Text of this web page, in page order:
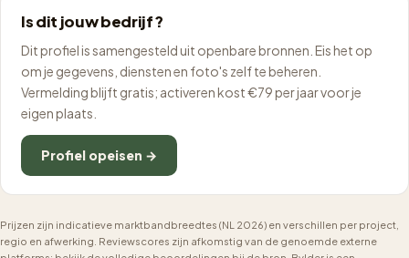
Is dit jouw bedrijf?
Dit profiel is samengesteld uit openbare bronnen. Eis het op
om je gegevens, diensten en foto's zelf te beheren.
Vermelding blijft gratis; activeren kost €79 per jaar voor je
eigen plaats.
Profiel opeisen →
Prijzen zijn indicatieve marktbandbreedtes (NL 2026) en verschillen per project,
regio en afwerking. Reviewscores zijn afkomstig van de genoemde externe